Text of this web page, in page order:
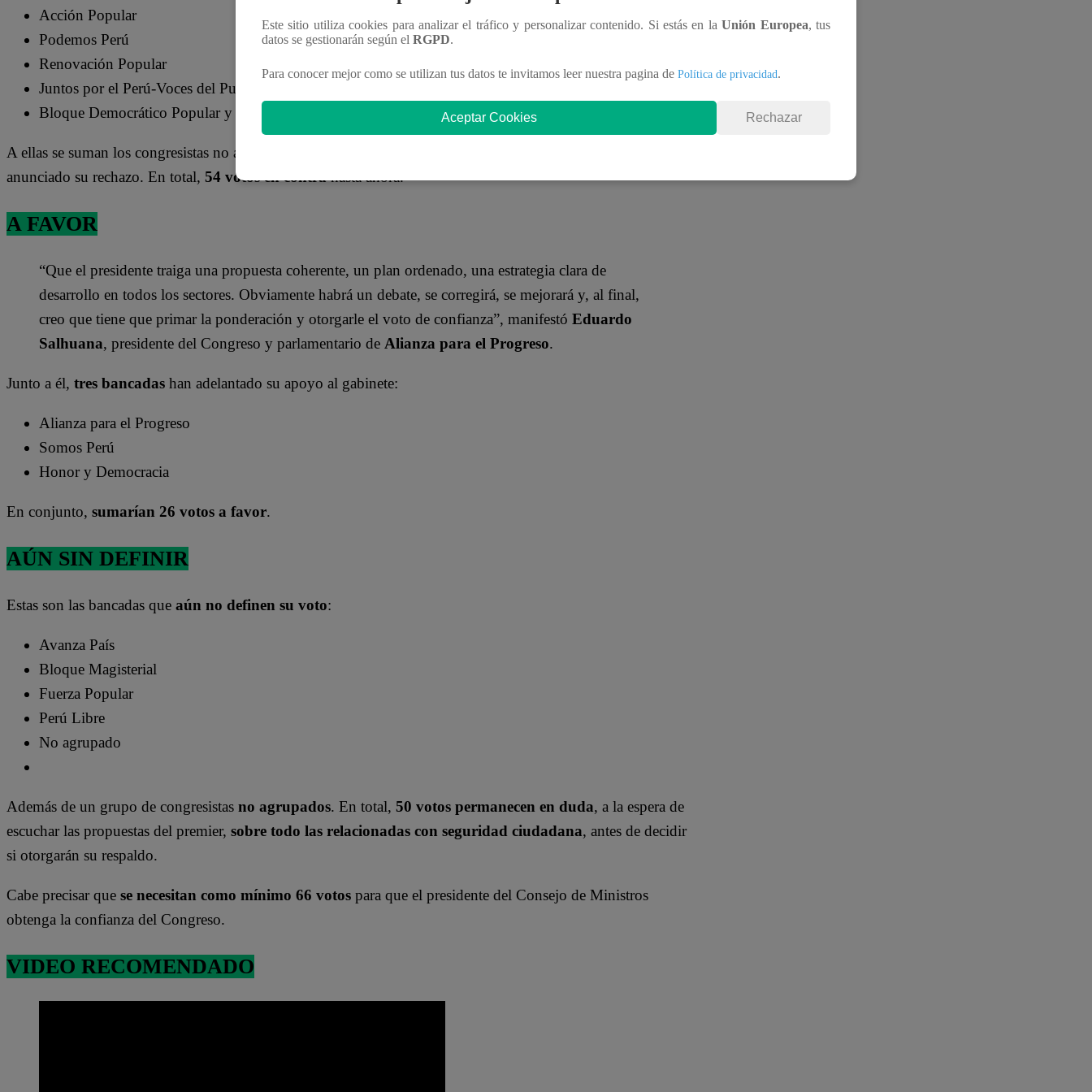
Acción Popular
Podemos Perú
Renovación Popular
Juntos por el Perú-Voces del Pueblo
Bloque Democrático Popular y Bancada Socialista
A ellas se suman los congresistas no agrupados
anunciado su rechazo. En total, 54 votos en contrahasta ahora.
A FAVOR
“Que el presidente traiga una propuesta coherente, un plan ordenado, una estrategia clara de
desarrollo en todos los sectores. Obviamente habrá un debate, se corregirá, se mejorará y, al final,
creo que tiene que primar la ponderación y otorgarle el voto de confianza”, manifestó Eduardo
Salhuana, presidente del Congreso y parlamentario de Alianza para el Progreso.
Junto a él, tres bancadas han adelantado su apoyo al gabinete:
Alianza para el Progreso
Somos Perú
Honor y Democracia
En conjunto, sumarían 26 votos a favor.
AÚN SIN DEFINIR
Estas son las bancadas que aún no definen su voto:
Avanza País
Bloque Magisterial
Fuerza Popular
Perú Libre
No agrupado
Además de un grupo de congresistas no agrupados. En total, 50 votos permanecen en duda, a la espera de
escuchar las propuestas del premier, sobre todo las relacionadas con seguridad ciudadana, antes de decidir
si otorgarán su respaldo.
Cabe precisar que se necesitan como mínimo 66 votos para que el presidente del Consejo de Ministros
obtenga la confianza del Congreso.
VIDEO RECOMENDADO
Este sitio utiliza cookies para analizar el tráfico y personalizar contenido. Si estás en laUnión Europea, tus
datos se gestionarán según el RGPD.
Para conocer mejor como se utilizan tus datos te invitamos leer nuestra pagina de Política de privacidad.
Aceptar Cookies Rechazar